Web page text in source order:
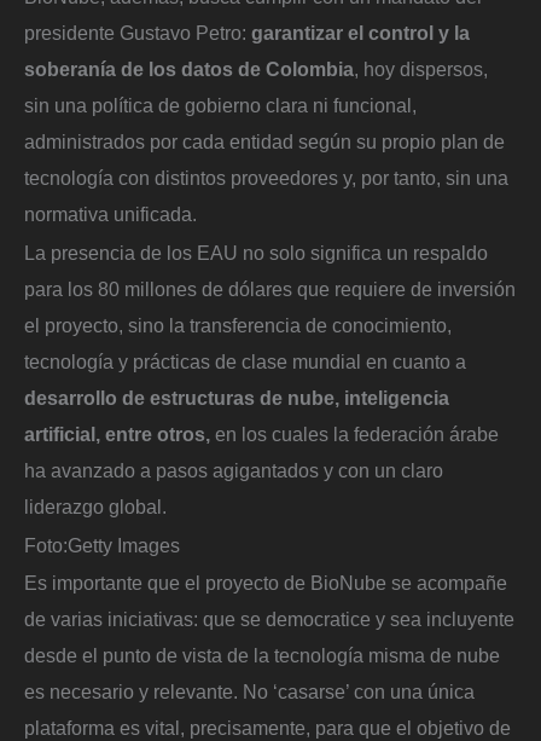
presidente Gustavo Petro: garantizar el control y la
soberanía de los datos de Colombia, hoy dispersos,
sin una política de gobierno clara ni funcional,
administrados por cada entidad según su propio plan de
tecnología con distintos proveedores y, por tanto, sin una
normativa unificada.
La presencia de los EAU no solo significa un respaldo
para los 80 millones de dólares que requiere de inversión
el proyecto, sino la transferencia de conocimiento,
tecnología y prácticas de clase mundial en cuanto a
desarrollo de estructuras de nube, inteligencia
artificial, entre otros, en los cuales la federación árabe
ha avanzado a pasos agigantados y con un claro
liderazgo global.
Foto:Getty Images
Es importante que el proyecto de BioNube se acompañe
de varias iniciativas: que se democratice y sea incluyente
desde el punto de vista de la tecnología misma de nube
es necesario y relevante. No ‘casarse’ con una única
plataforma es vital, precisamente, para que el objetivo de